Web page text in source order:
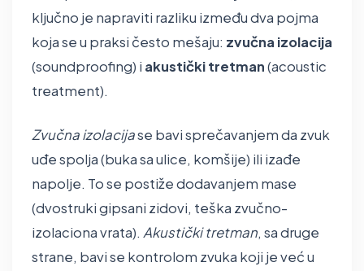
ključno je napraviti razliku između dva pojma
koja se u praksi često mešaju: zvučna izolacija
(soundproofing) i akustički tretman(acoustic
treatment).
Zvučna izolacijase bavi sprečavanjem da zvuk
uđe spolja (buka sa ulice, komšije) ili izađe
napolje. To se postiže dodavanjem mase
(dvostruki gipsani zidovi, teška zvučno-
izolaciona vrata). Akustički tretman, sa druge
strane, bavi se kontrolom zvuka koji je već u